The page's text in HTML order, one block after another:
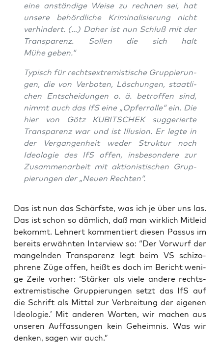
eine anstän­di­ge Wei­se zu rech­nen sei, hat
unse­re behörd­li­che Kri­mi­na­li­sie­rung nicht
ver­hin­dert. (…) Daher ist nun Schluß mit der
Trans­pa­renz. Sol­len die sich halt
Mühe geben.“
Typisch für rechts­extre­mis­ti­sche Grup­pie­run­
gen, die von Ver­bo­ten, Löschun­gen, staat­li­
chen Ent­schei­dun­gen o. ä. betrof­fen sind,
nimmt auch das IfS eine „Opfer­rol­le“ ein. Die
hier von Götz KUBITSCHEK sug­ge­rier­te
Trans­pa­renz war und ist Illu­si­on. Er leg­te in
der Ver­gan­gen­heit weder Struk­tur noch
Ideo­lo­gie des IfS offen, ins­be­son­de­re zur
Zusam­men­ar­beit mit aktio­nis­ti­schen Grup­
pie­run­gen der „Neu­en Rechten“.
Das ist nun das Schärfs­te, was ich je über uns las.
Das ist schon so däm­lich, daß man wirk­lich Mit­leid
bekommt. Leh­nert kom­men­tiert die­sen Pas­sus im
bereits erwähn­ten Inter­view so: “Der Vor­wurf der
man­geln­den Trans­pa­renz legt beim VS schi­zo­
phre­ne Züge offen, heißt es doch im Bericht weni­
ge Zei­le vor­her: ‘Stär­ker als vie­le ande­re rechts­
extre­mis­ti­sche Grup­pie­run­gen setzt das IfS auf
die Schrift als Mit­tel zur Ver­brei­tung der eige­nen
Ideo­lo­gie.’ Mit ande­ren Wor­ten, wir machen aus
unse­ren Auf­fas­sun­gen kein Geheim­nis. Was wir
den­ken, sagen wir auch.”